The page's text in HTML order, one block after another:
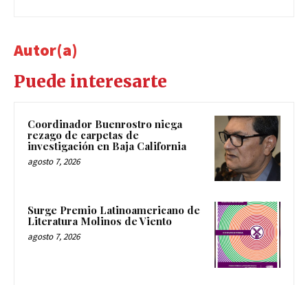
Autor(a)
Puede interesarte
Coordinador Buenrostro niega
rezago de carpetas de
investigación en Baja California
agosto 7, 2026
Surge Premio Latinoamericano de
Literatura Molinos de Viento
agosto 7, 2026